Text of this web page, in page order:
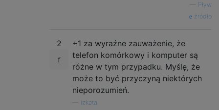
Pływ
źródło
2
+1 za wyraźne zauważenie, że
telefon komórkowy i komputer są
różne w tym przypadku. Myślę, że
może to być przyczyną niektórych
nieporozumień.
Izkata